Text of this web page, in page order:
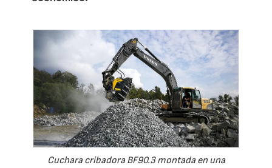
Cuchara cribadora BF90.3 montada en una